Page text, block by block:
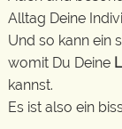
Alltag Deine
Und so kann ein
womit Du Deine
kannst.
Es ist also ein